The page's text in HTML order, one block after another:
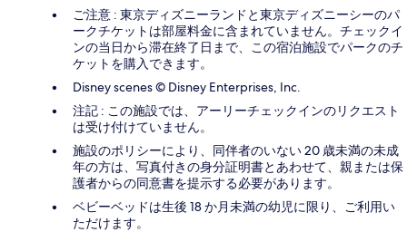
ご注意 : 東京ディズニーランドと東京ディズニーシーのパ
ークチケットは部屋料金に含まれていません。チェックイ
ンの当日から滞在終了日まで、この宿泊施設でパークのチ
ケットを購入できます。
Disney scenes © Disney Enterprises, Inc.
注記 : この施設では、アーリーチェックインのリクエスト
は受け付けていません。
施設のポリシーにより、同伴者のいない 20 歳未満の未成
年の方は、写真付きの身分証明書とあわせて、親または保
護者からの同意書を提示する必要があります。
ベビーベッドは生後 18 か月未満の幼児に限り、ご利用い
ただけます。